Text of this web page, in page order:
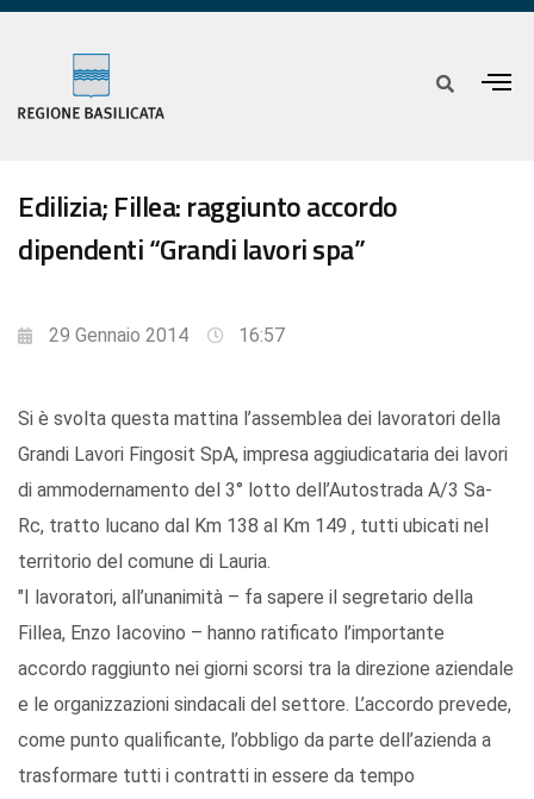
Edilizia; Fillea: raggiunto accordo
dipendenti “Grandi lavori spa”
29 Gennaio 2014 16:57
Si è svolta questa mattina l’assemblea dei lavoratori della
Grandi Lavori Fingosit SpA, impresa aggiudicataria dei lavori
di ammodernamento del 3° lotto dell’Autostrada A/3 Sa-
Rc, tratto lucano dal Km 138 al Km 149 , tutti ubicati nel
territorio del comune di Lauria.
"I lavoratori, all’unanimità – fa sapere il segretario della
Fillea, Enzo Iacovino – hanno ratificato l’importante
accordo raggiunto nei giorni scorsi tra la direzione aziendale
e le organizzazioni sindacali del settore. L’accordo prevede,
come punto qualificante, l’obbligo da parte dell’azienda a
trasformare tutti i contratti in essere da tempo